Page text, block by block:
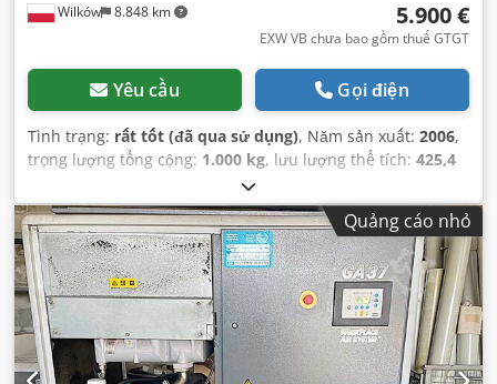
Wilków 8.848 km 5.900 €
EXW VB chưa bao gồm thuế GTGT
Yêu cầu Gọi điện
Tình trạng: rất tốt (đã qua sử dụng), Năm sản xuất: 2006,
trọng lượng tổng cộng: 1.000 kg, lưu lượng thể tích: 425,4
7,5 thanh
kiểu,
Quảng cáo nhỏ